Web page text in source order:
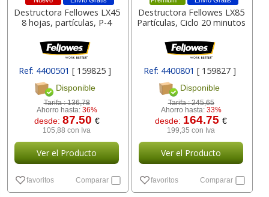
Destructora Fellowes LX45
8 hojas, partículas, P-4
Ref: 4400501[ 159825 ]
Disponible
Tarifa :136,78
Ahorro hasta: 36%
desde: 87.50 €
105,88 con Iva
Ver el Producto
favoritos Comparar
Destructora Fellowes LX85
Partículas, Ciclo 20 minutos
Ref: 4400801 [ 159827 ]
Disponible
Tarifa :245,65
Ahorro hasta: 33%
desde: 164.75€
199,35 con Iva
Ver el Producto
favoritos Comparar